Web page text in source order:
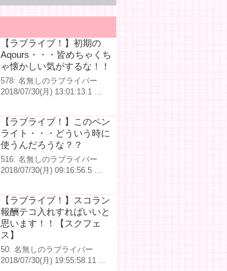
【ラブライブ！】初期の
Aqours・・・皆めちゃくち
ゃ懐かしい気がするな！！
578: 名無しのラブライバー
2018/07/30(月) 13:01:13.1 …
【ラブライブ！】このペン
ライト・・・どういう時に
使うんだろうな？？
516: 名無しのラブライバー
2018/07/30(月) 09:16:56.5 …
【ラブライブ！】スコラン
報酬テコ入れすればいいと
思います！！【スクフェ
ス】
50: 名無しのラブライバー
2018/07/30(月) 19:55:58.11 …